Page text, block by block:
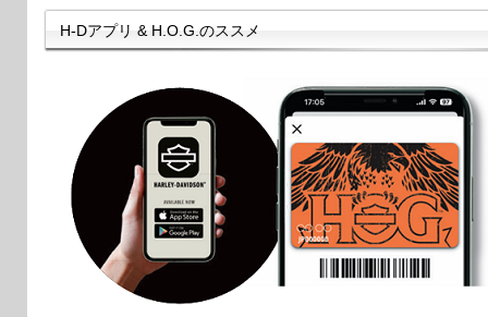
H-Dアプリ & H.O.G.のススメ